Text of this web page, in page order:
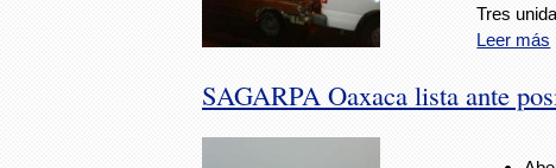
Tres
Leer más
SAGARPA Oaxaca lista ante